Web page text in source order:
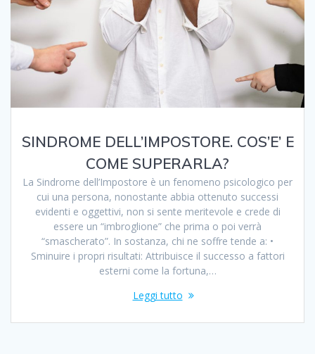
SINDROME DELL’IMPOSTORE. COS’E’ E
COME SUPERARLA?
La Sindrome dell’Impostore è un fenomeno psicologico per
cui una persona, nonostante abbia ottenuto successi
evidenti e oggettivi, non si sente meritevole e crede di
essere un “imbroglione” che prima o poi verrà
“smascherato”. In sostanza, chi ne soffre tende a: •
Sminuire i propri risultati: Attribuisce il successo a fattori
esterni come la fortuna,…
Leggi tutto